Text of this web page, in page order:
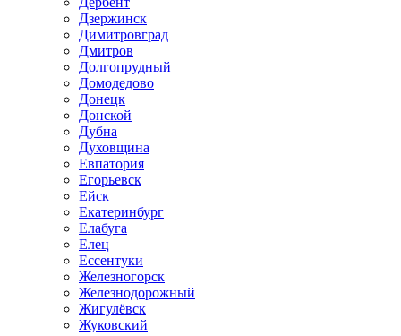
Дзержинск
Димитровград
Дмитров
Долгопрудный
Домодедово
Донецк
Донской
Дубна
Духовщина
Евпатория
Егорьевск
Ейск
Екатеринбург
Елабуга
Елец
Ессентуки
Железногорск
Железнодорожный
Жигулёвск
Жуковский